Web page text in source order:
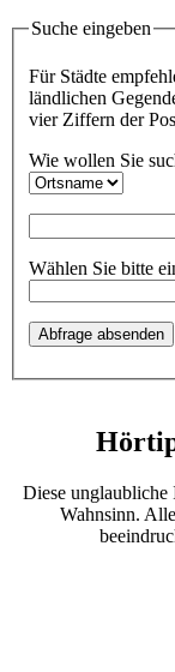
Suche eingeben
Für Städte
ländlichen
vier Ziffern der
Wie wollen Sie
Wählen Sie bitte
Diese unglaubliche
Wahnsinn.